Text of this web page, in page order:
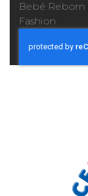
Bebé Reborn
Fashion